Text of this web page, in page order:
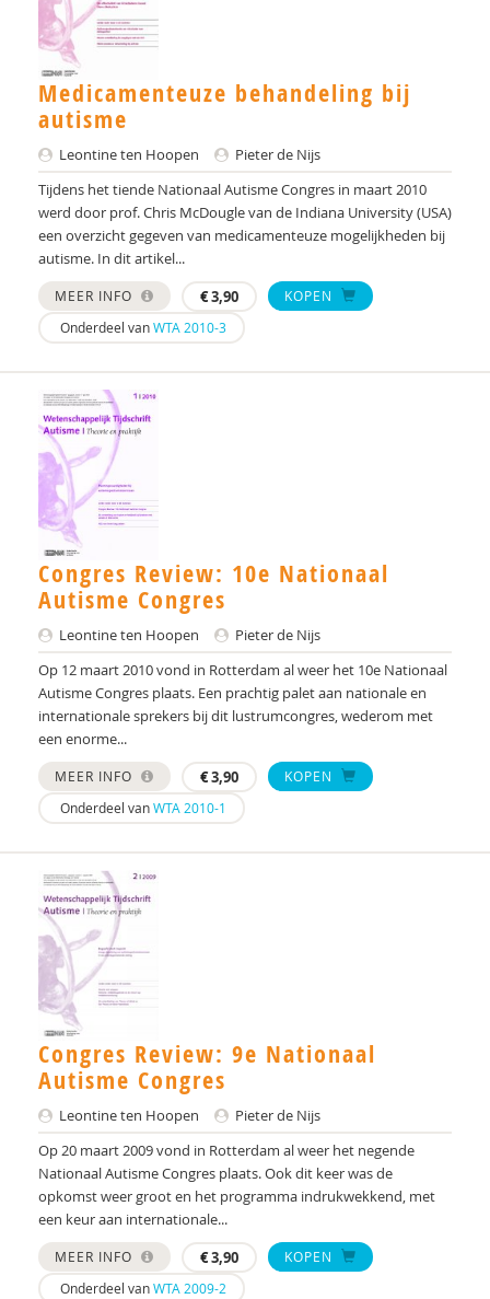
Een bewerking van M. de Vries
Sakinah Binti Idris
Roos Birnie
Els Blijd-Hoogewys
S.M. Bögels
A. Booij
Albert Boon
Serena Botterblom
Frieda Boudesteijn
Frederik Boven
G.M. Boxhoorn
Bianca Boyer
Drs. C. Oortgijsen
Drs. C.E.M. Calmes-van der Schot
Cissy Canninga
Drs. Caroline Schuurman
Rutger Clarijs
Marcel D. Jansen
Drs. D.C. Ligtvoet
Ingrid D.C. van Balkom
Esther de Bruin
I.W. de Groot
Joan de Heer
Pieter de Nijs
Danielle de Veld
Linda Dekker
J. den; Bal
Wilma Denteneer – van der Pasch
Wilma Denteneer-van der Pasch
Medicamenteuze behandeling bij
autisme
Leontine ten Hoopen
Pieter de Nijs
Tijdens het tiende Nationaal Autisme Congres in maart 2010
werd door prof. Chris McDougle van de Indiana University (USA)
een overzicht gegeven van medicamenteuze mogelijkheden bij
autisme. In dit artikel...
MEER INFO €3,90
KOPEN
Onderdeel vanWTA 2010-3
Congres Review: 10e Nationaal
Autisme Congres
Leontine ten Hoopen
Pieter de Nijs
Op 12 maart 2010 vond in Rotterdam al weer het 10e Nationaal
Autisme Congres plaats. Een prachtig palet aan nationale en
internationale sprekers bij dit lustrumcongres, wederom met
een enorme...
MEER INFO €3,90
KOPEN
Onderdeel vanWTA 2010-1
Congres Review: 9e Nationaal
Autisme Congres
Leontine ten Hoopen
Pieter de Nijs
Op 20 maart 2009 vond in Rotterdam al weer het negende
Nationaal Autisme Congres plaats. Ook dit keer was de
opkomst weer groot en het programma indrukwekkend, met
een keur aan internationale...
MEER INFO €3,90
KOPEN
Onderdeel vanWTA 2009-2